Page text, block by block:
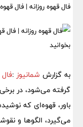
فال قهوه روزانه | فال قهوه فردا سه شنبه 22
به گزارش شمانیوز :
گرفته می‌شود، در
باور، قهوه‌ای که
می‌گیرد، الگوها و